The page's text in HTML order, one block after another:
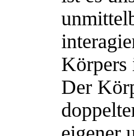
Körpers
Der